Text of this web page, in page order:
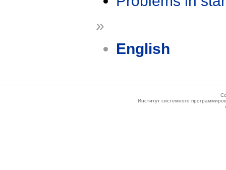
»
English
Институт системного